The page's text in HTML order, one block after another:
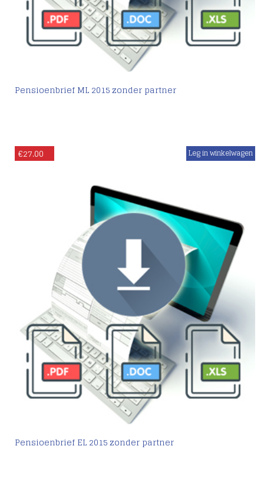
Pensioenbrief ML 2015 zonder partner
€27.00
Pensioenbrief EL 2015 zonder partner